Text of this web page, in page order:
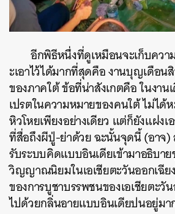
อีกพิธีหนึ่งที่ดูเหมือนจะเก็บคว
ะเอาไว้ได้มากที่สุดคือ งานบุญเดือน
ของภาคใต้ ข้อที่น่าสังเกตคือ ในงา
เปรตในความหมายของคนใต้ ไม่ได้
หิวโหยเพียงอย่างเดียว แต่ก็ยังแฝง
ที่สื่อถึงผีปู่-ย่าด้วย ฉะนั้นจุดนี้ (อาจ)
รับระบบคิดแบบอินเดียเข้ามาอธิบา
วิญญาณนิยมในเอเชียตะวันออกเฉี
ของการบูชาบรรพชนของเอเชียตะวั
ไปด้วยกลิ่นอายแบบอินเดียปนอยู่มา